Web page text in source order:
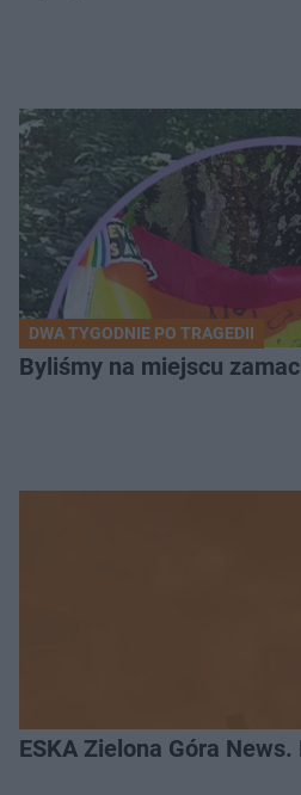
DWA TYGODNIE PO TRAGEDII
Byliśmy na miejscu
ESKA Zielona Góra